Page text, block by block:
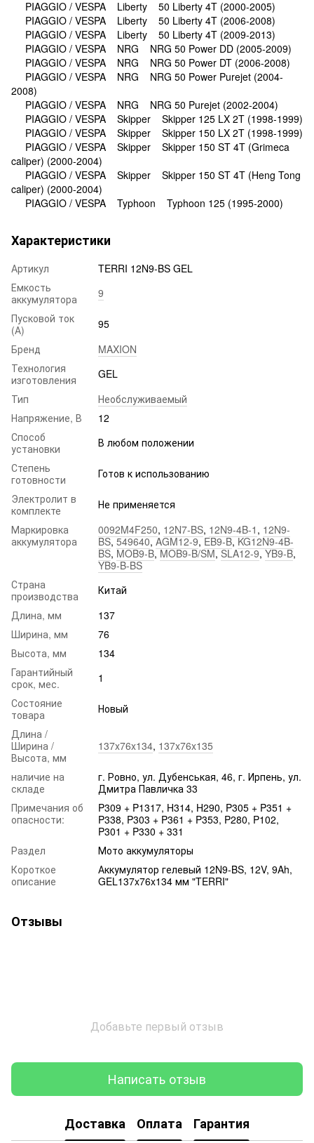
PIAGGIO / VESPA Liberty 50 Liberty 4T (2000-2005)
PIAGGIO / VESPA Liberty 50 Liberty 4T (2006-2008)
PIAGGIO / VESPA Liberty 50 Liberty 4T (2009-2013)
PIAGGIO / VESPA NRG NRG 50 Power DD (2005-2009)
PIAGGIO / VESPA NRG NRG 50 Power DT (2006-2008)
PIAGGIO / VESPA NRG NRG 50 Power Purejet (2004-
2008)
PIAGGIO / VESPA NRG NRG 50 Purejet (2002-2004)
PIAGGIO / VESPA Skipper Skipper 125 LX 2T (1998-1999)
PIAGGIO / VESPA Skipper Skipper 150 LX 2T (1998-1999)
PIAGGIO / VESPA Skipper Skipper 150 ST 4T (Grimeca
caliper) (2000-2004)
PIAGGIO / VESPA Skipper Skipper 150 ST 4T (Heng Tong
caliper) (2000-2004)
PIAGGIO / VESPA Typhoon Typhoon 125 (1995-2000)
Характеристики
Артикул
TERRI 12N9-BS GEL
Емкость
аккумулятора
9
Пусковой ток
(А)
95
Бренд
MAXION
Технология
изготовления
GEL
Тип
Необслуживаемый
Напряжение, В
12
Способ
установки
В любом положении
Степень
готовности
Готов к использованию
Электролит в
комплекте
Не применяется
Маркировка
аккумулятора
0092M4F250, 12N7-BS, 12N9-4B-1 , 12N9-
BS,549640,AGM12-9,EB9-B,KG12N9-4B-
BS, MOB9-B,MOB9-B/SM,SLA12-9,YB9-B,
YB9-B-BS
Страна
производства
Китай
Длина, мм
137
Ширина, мм
76
Высота, мм
134
Гарантийный
срок, мес.
1
Состояние
товара
Новый
Длина /
Ширина /
Высота, мм
137x76x134, 137x76x135
наличие на
складе
г. Ровно, ул. Дубенськая, 46, г. Ирпень, ул.
Дмитра Павличка 33
Примечания об
опасности:
P309 + P1317, H314, H290, P305 + P351 +
P338, P303 + P361 + P353, P280, P102,
P301 + P330 + 331
Раздел
Мото аккумуляторы
Короткое
описание
Аккумулятор гелевый 12N9‑BS, 12V, 9Ah,
GEL137x76x134 мм "TERRI"
Отзывы
Добавьте первый отзыв
Написать отзыв
Доставка Оплата Гарантия